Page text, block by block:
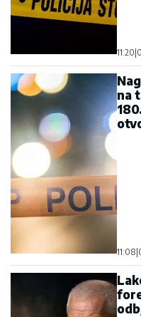
11:20|0
na
11:08|